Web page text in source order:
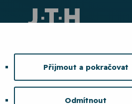
Přijmout a pokračovat
Odmítnout